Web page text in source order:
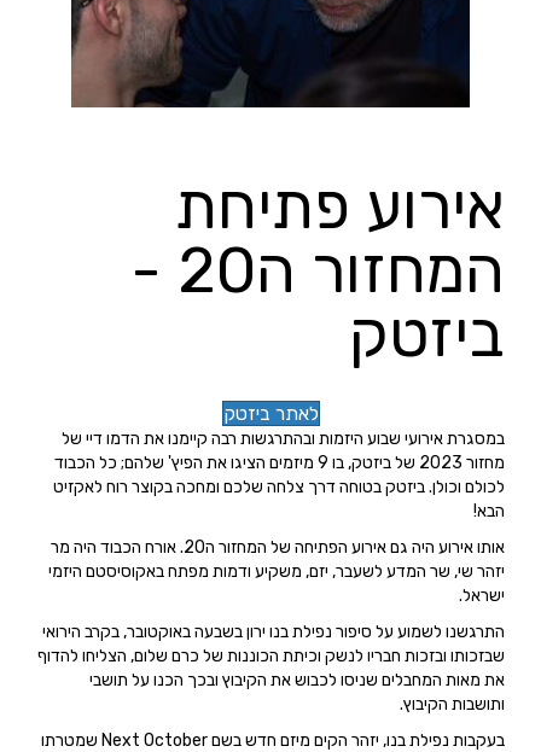
אירוע פתיחת
המחזור ה20 -
ביזטק
לאתר ביזטק
במסגרת אירועי שבוע היזמות ובהתרגשות רבה קיימנו את הדמו דיי של
מחזור 2023 של ביזטק, בו 9 מיזמים הציגו את הפיץ' שלהם; כל הכבוד
לכולם וכולן. ביזטק בטוחה דרך צלחה שלכם ומחכה בקוצר רוח לאקזיט
הבא!
אותו אירוע היה גם אירוע הפתיחה של המחזור ה20. אורח הכבוד היה מר
יזהר שי, שר המדע לשעבר, יזם, משקיע ודמות מפתח באקוסיסטם היזמי
ישראל.
התרגשנו לשמוע על סיפור נפילת בנו ירון בשבעה באוקטובר, בקרב הירואי
שבזכותו ובזכות חבריו לנשק וכיתת הכוננות של כרם שלום, הצליחו להדוף
את מאות המחבלים שניסו לכבוש את הקיבוץ ובכך הכנו על תושבי
ותושבות הקיבוץ.
בעקבות נפילת בנו, יזהר הקים מיזם חדש בשם Next October שמטרתו